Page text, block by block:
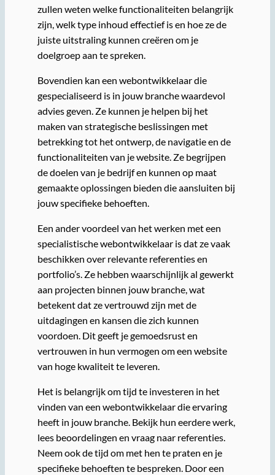
zullen weten welke functionaliteiten belangrijk
zijn, welk type inhoud effectief is en hoe ze de
juiste uitstraling kunnen creëren om je
doelgroep aan te spreken.
Bovendien kan een webontwikkelaar die
gespecialiseerd is in jouw branche waardevol
advies geven. Ze kunnen je helpen bij het
maken van strategische beslissingen met
betrekking tot het ontwerp, de navigatie en de
functionaliteiten van je website. Ze begrijpen
de doelen van je bedrijf en kunnen op maat
gemaakte oplossingen bieden die aansluiten bij
jouw specifieke behoeften.
Een ander voordeel van het werken met een
specialistische webontwikkelaar is dat ze vaak
beschikken over relevante referenties en
portfolio’s. Ze hebben waarschijnlijk al gewerkt
aan projecten binnen jouw branche, wat
betekent dat ze vertrouwd zijn met de
uitdagingen en kansen die zich kunnen
voordoen. Dit geeft je gemoedsrust en
vertrouwen in hun vermogen om een website
van hoge kwaliteit te leveren.
Het is belangrijk om tijd te investeren in het
vinden van een webontwikkelaar die ervaring
heeft in jouw branche. Bekijk hun eerdere werk,
lees beoordelingen en vraag naar referenties.
Neem ook de tijd om met hen te praten en je
specifieke behoeften te bespreken. Door een